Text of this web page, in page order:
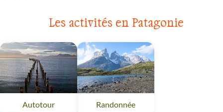
Les activités en Patagonie
Autotour Randonnée